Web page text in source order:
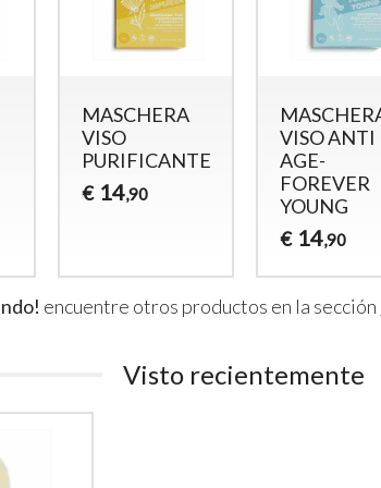
MASCHERA
PURIFICANTE
MASCHERA
VISO ANTI
FOREVER
YOUNG
encuentre otros productos en la sección
Visto recientemente